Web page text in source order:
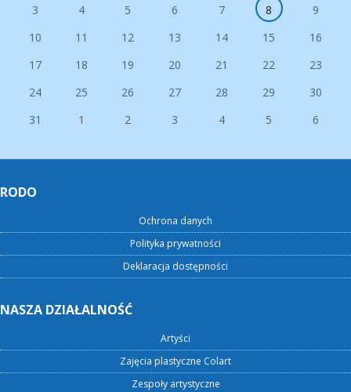
3
4 5 6 7 8
9
10
11 12 13 14 15
16
17
18 19 20 21 22
23
24
25 26 27 28 29
30
31
1 2 3 4 5 6
RODO
Ochrona danych
Polityka prywatności
Deklaracja dostępności
NASZA DZIAŁALNOŚĆ
Artyści
Zajęcia plastyczne Colart
Zespoły artystyczne